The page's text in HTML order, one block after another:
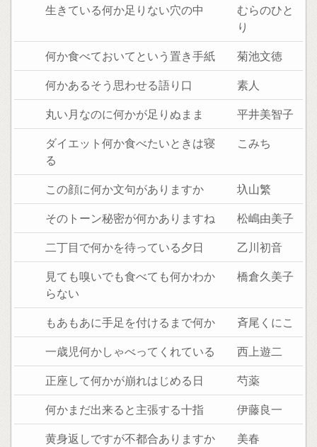
生きている何か足りない穴の中
むらのひと
り
何か食べておいてという置き手紙
菊池文徳
何かあるそう思わせる語り口
素人
丸い月なのに何かが足りぬまま
平井美智子
ダイエット何か食べたいときは寝
る
こみち
この顔に何か文句がありますか
圦山繁
そのトーン秘密が何かありますね
松嶋由美子
二丁目で何かを待っている夕日
乙川初音
見ても嗅いでも食べても何かわか
らない
橋倉久美子
もあもあに手足を付けるまで何か
斉尾くにこ
一歳児何かしゃべってくれている
西上遊二
正座して何かが崩れはじめる日
芍薬
何かまだ出来ると主張する十指
伊藤良一
黄身返しですが不都合ありますか
美春